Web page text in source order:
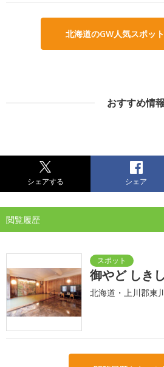
北海道のGW人気スポッ
おすすめ情報
シェアする シェア
閲覧履歴
御やど しき
北海道・上川郡東